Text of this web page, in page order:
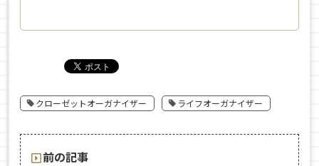
クローゼットオーガナイザー ライフオーガナイザー
前の記事